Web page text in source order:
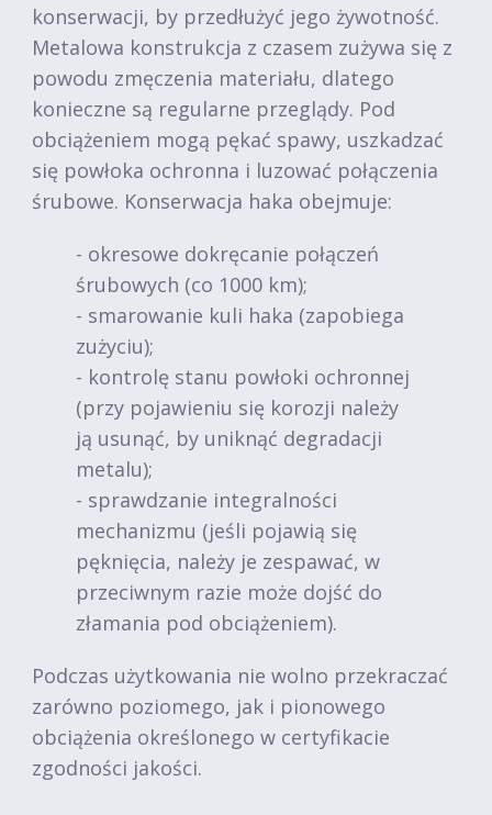
konserwacji, by przedłużyć jego żywotność.
Metalowa konstrukcja z czasem zużywa się z
powodu zmęczenia materiału, dlatego
konieczne są regularne przeglądy. Pod
obciążeniem mogą pękać spawy, uszkadzać
się powłoka ochronna i luzować połączenia
śrubowe. Konserwacja haka obejmuje:
- okresowe dokręcanie połączeń
śrubowych (co 1000 km);
- smarowanie kuli haka (zapobiega
zużyciu);
- kontrolę stanu powłoki ochronnej
(przy pojawieniu się korozji należy
ją usunąć, by uniknąć degradacji
metalu);
- sprawdzanie integralności
mechanizmu (jeśli pojawią się
pęknięcia, należy je zespawać, w
przeciwnym razie może dojść do
złamania pod obciążeniem).
Podczas użytkowania nie wolno przekraczać
zarówno poziomego, jak i pionowego
obciążenia określonego w certyfikacie
zgodności jakości.